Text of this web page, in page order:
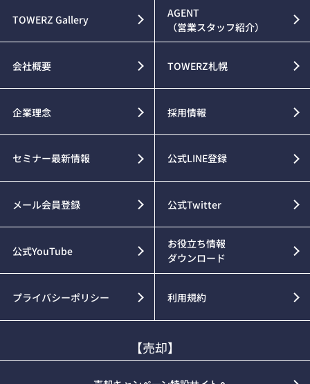
TOWERZ Gallery
AGENT
（営業スタッフ紹介）
会社概要 TOWERZ札幌
企業理念 採用情報
セミナー最新情報 公式LINE登録
メール会員登録 公式Twitter
公式YouTube
お役立ち情報
ダウンロード
プライバシーポリシー 利用規約
【売却】